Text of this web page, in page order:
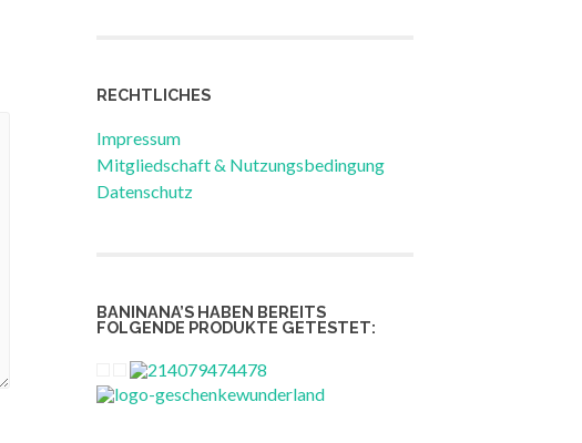
RECHTLICHES
Impressum
Mitgliedschaft & Nutzungsbedingung
Datenschutz
BANINANA’S HABEN BEREITS
FOLGENDE PRODUKTE GETESTET: